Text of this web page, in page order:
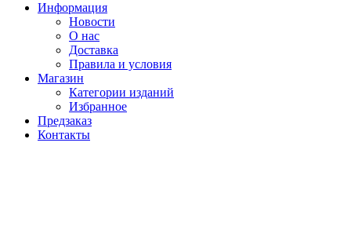
Информация
Новости
О нас
Доставка
Правила и условия
Магазин
Категории изданий
Избранное
Предзаказ
Контакты